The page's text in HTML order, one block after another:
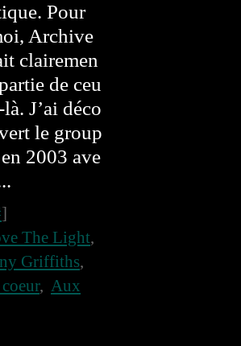
Pour
Archive
clairemen
de ceu
J’ai déco
le group
2003 ave
]
The Light,
Griffiths,
, Aux